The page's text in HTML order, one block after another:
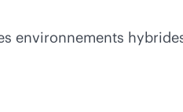
environnements